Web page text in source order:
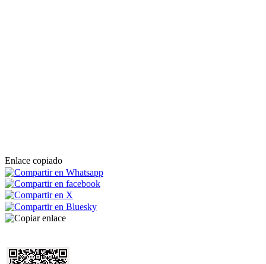
Enlace copiado